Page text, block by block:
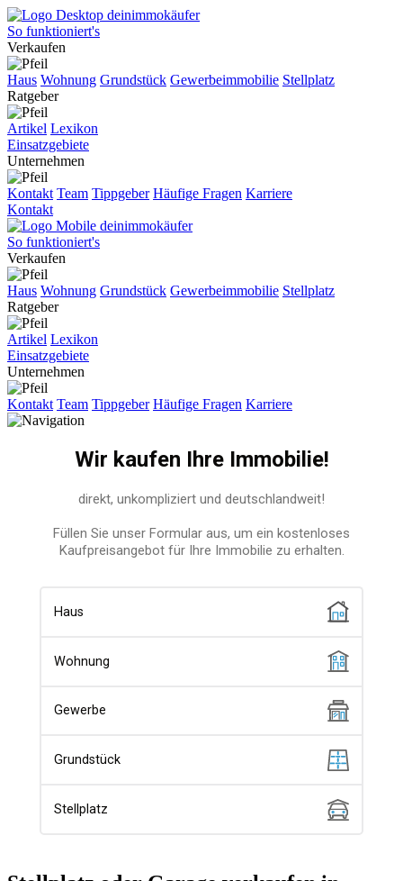
So funktioniert's
Verkaufen
Haus Wohnung Grundstück Gewerbeimmobilie Stellplatz
Ratgeber
Artikel Lexikon
Einsatzgebiete
Unternehmen
Kontakt Team Tippgeber Häufige Fragen Karriere
Kontakt
So funktioniert's
Verkaufen
Haus Wohnung Grundstück Gewerbeimmobilie Stellplatz
Ratgeber
Artikel Lexikon
Einsatzgebiete
Unternehmen
Kontakt Team Tippgeber Häufige Fragen Karriere